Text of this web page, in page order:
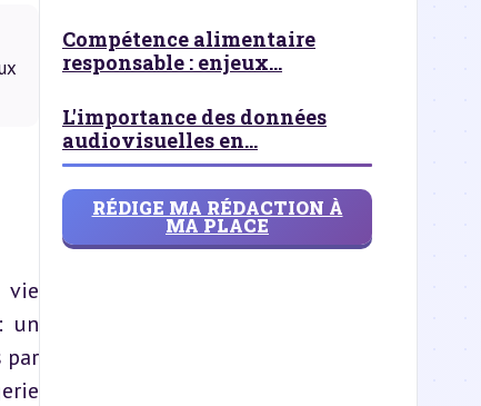
vie
un
par
Compétence alimentaire
responsable : enjeux...
L'importance des données
audiovisuelles en...
RÉDIGE MA RÉDACTION À
MA PLACE